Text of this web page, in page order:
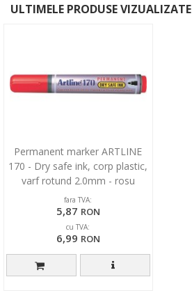
ULTIMELE PRODUSE VIZUALIZATE
Permanent marker ARTLINE
170 - Dry safe ink, corp plastic,
varf rotund 2.0mm - rosu
fara TVA:
5,87 RON
cu TVA:
6,99 RON